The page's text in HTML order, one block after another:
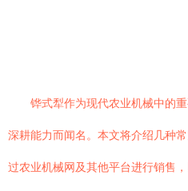
铧式犁作为现代农业机械中的
深耕能力而闻名。本文将介绍几种
过农业机械网及其他平台进行销售